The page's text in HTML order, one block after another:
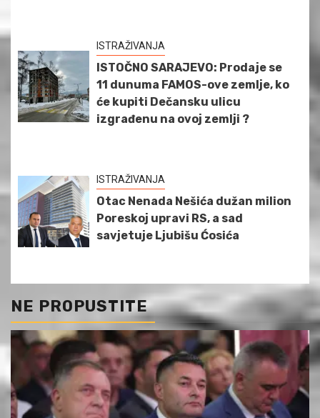
ISTRAŽIVANJA
ISTOČNO SARAJEVO: Prodaje se
11 dunuma FAMOS-ove zemlje, ko
će kupiti Dečansku ulicu
izgrađenu na ovoj zemlji ?
ISTRAŽIVANJA
Otac Nenada Nešića dužan milion
Poreskoj upravi RS, a sad
savjetuje Ljubišu Ćosića
NE PROPUSTITE